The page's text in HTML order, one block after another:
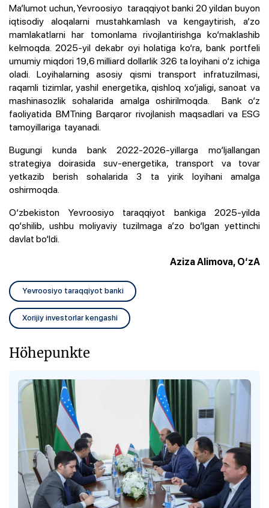
Ma’lumot uchun, Yevroosiyo taraqqiyot banki 20 yildan buyon
iqtisodiy aloqalarni mustahkamlash va kengaytirish, a’zo
mamlakatlarni har tomonlama rivojlantirishga ko‘maklashib
kelmoqda. 2025-yil dekabr oyi holatiga ko‘ra, bank portfeli
umumiy miqdori 19,6 milliard dollarlik 326 ta loyihani o‘z ichiga
oladi. Loyihalarning asosiy qismi transport infratuzilmasi,
raqamli tizimlar, yashil energetika, qishloq xo‘jaligi, sanoat va
mashinasozlik sohalarida amalga oshirilmoqda. Bank o‘z
faoliyatida BMTning Barqaror rivojlanish maqsadlari va ESG
tamoyillariga tayanadi.
Bugungi kunda bank2022-2026-yillarga mo‘ljallangan
strategiya doirasida suv-energetika, transport va tovar
yetkazib berish sohalarida 3 ta yirik loyihani amalga
oshirmoqda.
O‘zbekiston Yevroosiyo taraqqiyot bankiga 2025-yilda
qo‘shilib, ushbu moliyaviy tuzilmaga a’zo bo‘lgan yettinchi
davlat bo‘ldi.
Aziza Alimova, O‘zA
Yevroosiyo taraqqiyot banki
Xorijiy investorlar kengashi
Höhepunkte